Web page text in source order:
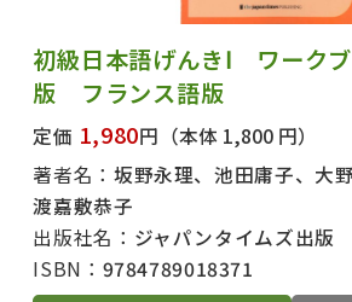
初級日本語げんきⅠ ワーク
版 フランス語版
定価 1,980円 （本体 1,800 円）
著者名： 坂野永理、池田庸子、大
渡嘉敷恭子
出版社名： ジャパンタイムズ出版
ISBN： 9784789018371